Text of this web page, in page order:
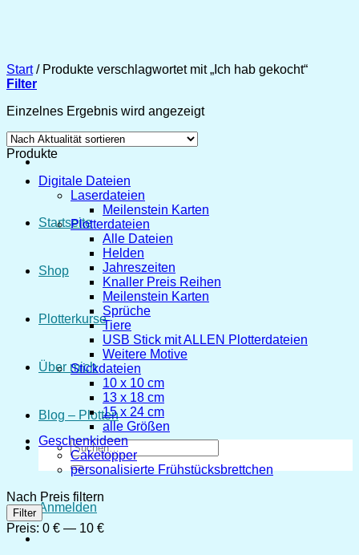
Startseite
Shop
Plotterkurse
Über mich
Blog – Plotten
Suchen
nach:
Anmelden
Start /Produkte verschlagwortet mit „Ich hab gekocht“
Filter
Einzelnes Ergebnis wird angezeigt
Produkte
Digitale Dateien
Laserdateien
Meilenstein Karten
Plotterdateien
Alle Dateien
Helden
Jahreszeiten
Knaller Preis Reihen
Meilenstein Karten
Sprüche
Tiere
USB Stick mit ALLEN Plotterdateien
Weitere Motive
Stickdateien
10 x 10 cm
13 x 18 cm
15 x 24 cm
alle Größen
Geschenkideen
Caketopper
personalisierte Frühstücksbrettchen
Nach Preis filtern
Min.
Preis
Max.
Preis
Filter
Preis: 0 € — 10 €